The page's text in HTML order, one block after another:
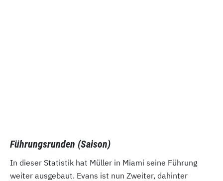
Führungsrunden (Saison)
In dieser Statistik hat Müller in Miami seine Führung
weiter ausgebaut. Evans ist nun Zweiter, dahinter